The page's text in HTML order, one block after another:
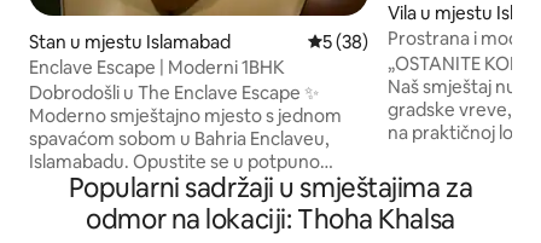
Stan u mjestu Islamabad Prosječna ocjena: 5 od 5,
5 (38)
Enclave Escape | Moderni 1BHK
Dobrodošli u The Enclave Escape ✨
Moderno smještajno mjesto s jednom
spavaćom sobom u Bahria Enclaveu,
Islamabadu. Opustite se u potpuno
klimatizovanom stanu s klima-uređajima
u dnevnoj sobi i spavaćoj sobi. Uživajte u
Netflixu, Prime Videu i YouTubeu,
Vila u mjestu
Prostrana i
DHA-V
„OSTANITE KOD
Naš smještaj
gradske vreve, a
na praktičnoj
privatno, naš
koje možete
Povedite cijelu
Popularni sadržaji u smještajima za
odmor na lokaciji: Thoha Khalsa